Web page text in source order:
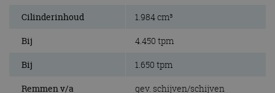
Cilinderinhoud 1.984 cm³
Bij 4.450 tpm
Bij 1.650 tpm
Remmen v/a gev. schijven/schijven